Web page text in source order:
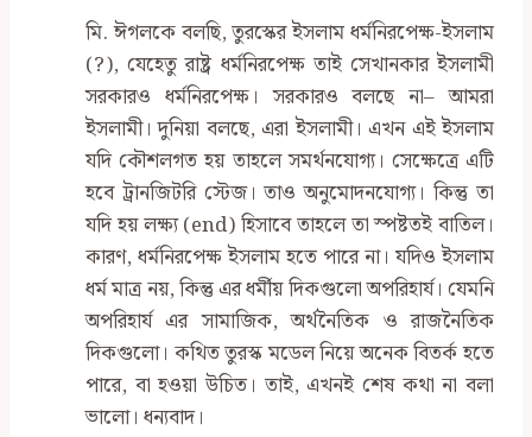
মি. ঈগলকে বলছি, তুরস্কের ইসলাম ধর্মনিরপেক্ষ-ইসলাম
(?), যেহেতু রাষ্ট্র ধর্মনিরপেক্ষ তাই সেখানকার ইসলামী
সরকারও ধর্মনিরপেক্ষ। সরকারও বলছে না– আমরা
ইসলামী। দুনিয়া বলছে, এরা ইসলামী। এখন এই ইসলাম
যদি কৌশলগত হয় তাহলে সমর্থনযোগ্য। সেক্ষেত্রে এটি
হবে ট্রানজিটরি স্টেজ। তাও অনুমোদনযোগ্য। কিন্তু তা
যদি হয় লক্ষ্য (end) হিসাবে তাহলে তা স্পষ্টতই বাতিল।
কারণ, ধর্মনিরপেক্ষ ইসলাম হতে পারে না। যদিও ইসলাম
ধর্ম মাত্র নয়, কিন্তু এর ধর্মীয় দিকগুলো অপরিহার্য। যেমনি
অপরিহার্য এর সামাজিক, অর্থনৈতিক ও রাজনৈতিক
দিকগুলো। কথিত তুরস্ক মডেল নিয়ে অনেক বিতর্ক হতে
পারে, বা হওয়া উচিত। তাই, এখনই শেষ কথা না বলা
ভালো। ধন্যবাদ।